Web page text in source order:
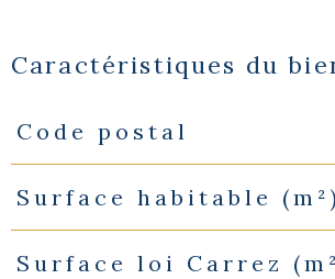
Caractéristiques du
Caractéristiques Valeurs
Code postal
Surface habitable (m²)
Surface loi Carrez